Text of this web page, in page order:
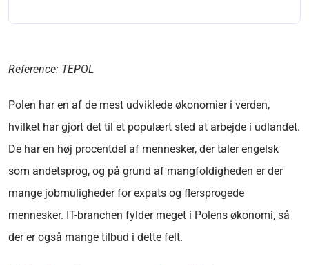
Reference: TEPOL
Polen har en af de mest udviklede økonomier i verden,
hvilket har gjort det til et populært sted at arbejde i udlandet.
De har en høj procentdel af mennesker, der taler engelsk
som andetsprog, og på grund af mangfoldigheden er der
mange jobmuligheder for expats og flersprogede
mennesker. IT-branchen fylder meget i Polens økonomi, så
der er også mange tilbud i dette felt.